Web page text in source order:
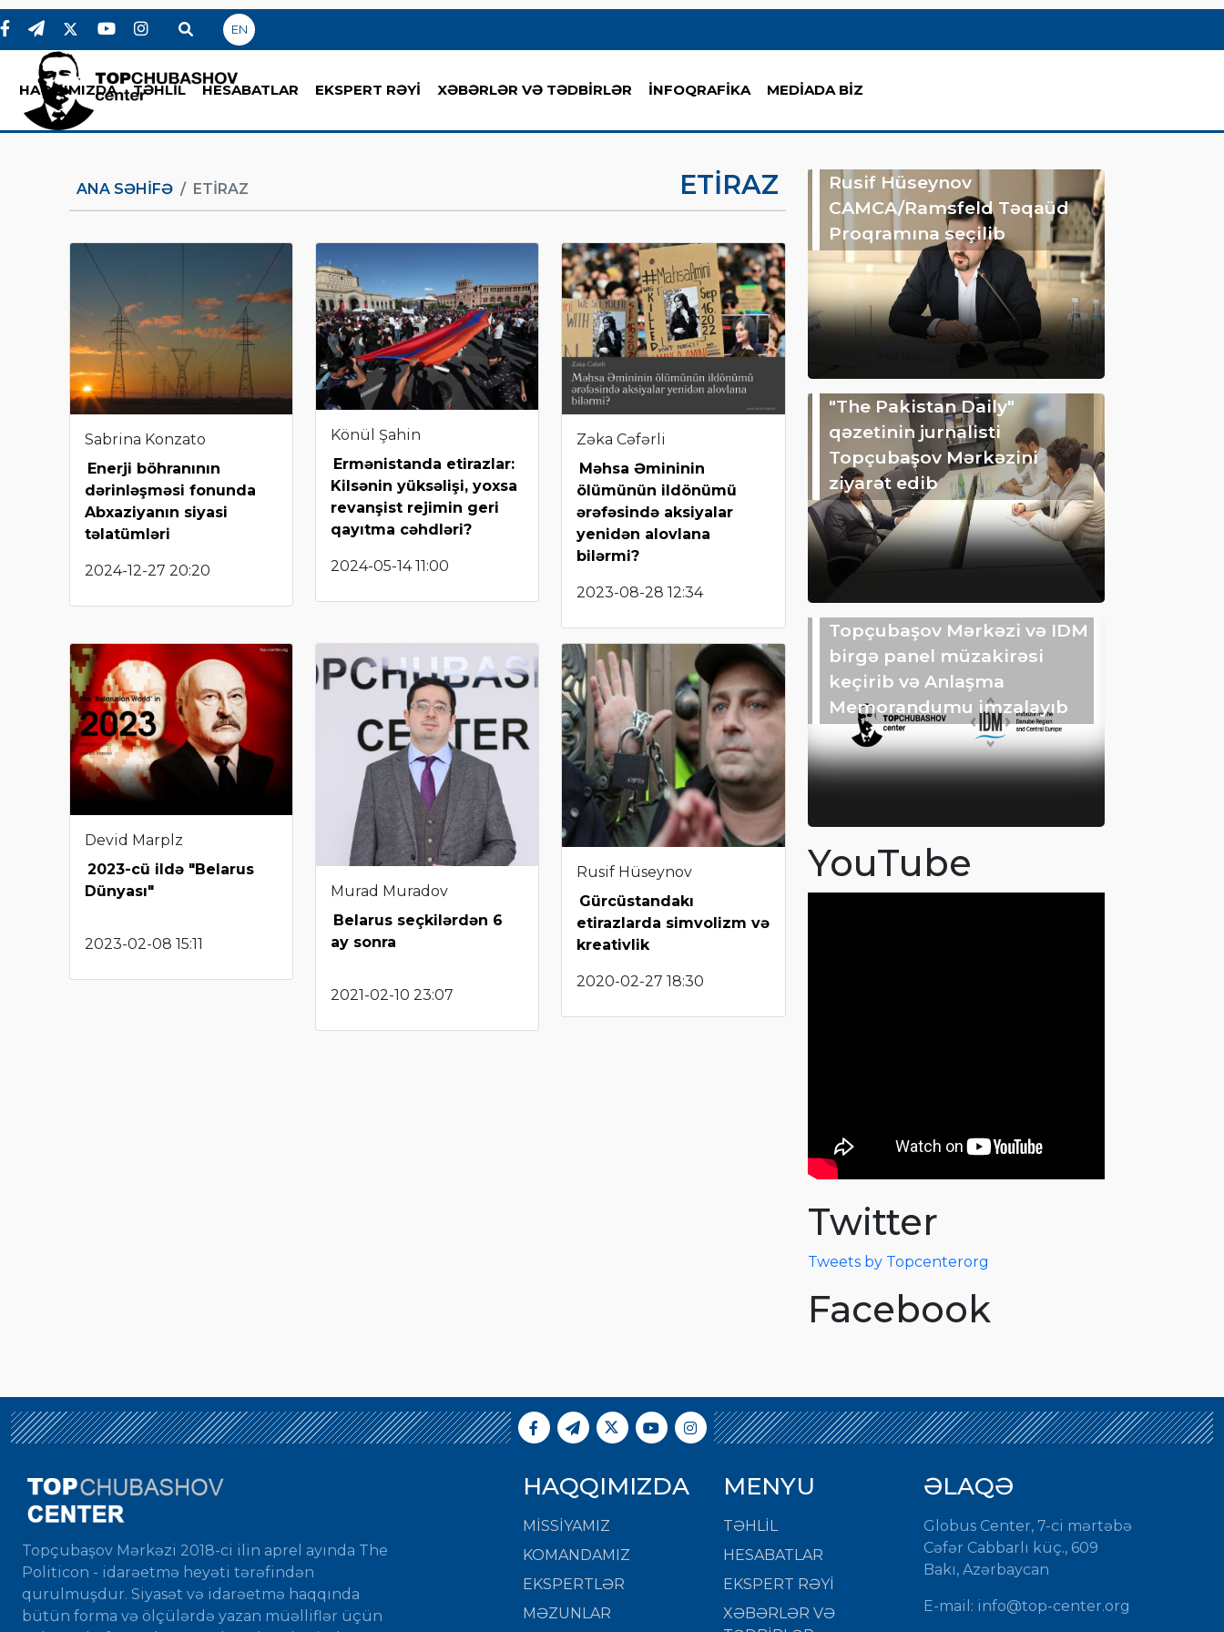
EN
HAQQIMIZDA TƏHLİL HESABATLAR EKSPERT RƏYİ XƏBƏRLƏR VƏ TƏDBİRLƏR İNFOQRAFİKA MEDİADA BİZ
ANA SƏHIFƏ ETIRAZ ETIRAZ
Sabrina Konzato
Enerji böhranının
dərinləşməsi fonunda
Abxaziyanın siyasi
təlatümləri
2024-12-27 20:20
Könül Şahin
Ermənistanda etirazlar:
Kilsənin yüksəlişi, yoxsa
revanşist rejimin geri
qayıtma cəhdləri?
2024-05-14 11:00
Zəka Cəfərli
Məhsa Əmininin
ölümünün ildönümü
ərəfəsində aksiyalar
yenidən alovlana
bilərmi?
2023-08-28 12:34
Devid Marplz
2023-cü ildə "Belarus
Dünyası"
2023-02-08 15:11
Murad Muradov
Belarus seçkilərdən 6
ay sonra
2021-02-10 23:07
Rusif Hüseynov
Gürcüstandakı
etirazlarda simvolizm və
kreativlik
2020-02-27 18:30
Rusif Hüseynov
CAMCA/Ramsfeld Təqaüd
Proqramına seçilib
"The Pakistan Daily"
qəzetinin jurnalisti
Topçubaşov Mərkəzini
ziyarət edib
Topçubaşov Mərkəzi və IDM
birgə panel müzakirəsi
keçirib və Anlaşma
Memorandumu imzalayıb
YouTube
Twitter
Tweets by Topcenterorg
Facebook
Topçubaşov Mərkəzi 2018-ci ilin aprel ayında The
Politicon - idarəetmə heyəti tərəfindən
qurulmuşdur. Siyasət və idarəetmə haqqında
bütün forma və ölçülərdə yazan müəlliflər üçün
HAQQIMIZDA
MISSIYAMIZ
KOMANDAMIZ
EKSPERTLƏR
MƏZUNLAR
MENYU
TƏHLİL
HESABATLAR
EKSPERT RƏYİ
XƏBƏRLƏR VƏ
ƏLAQƏ
Globus Center, 7-ci mərtəbə
Cəfər Cabbarlı küç., 609
Bakı, Azərbaycan
E-mail: info@top-center.org